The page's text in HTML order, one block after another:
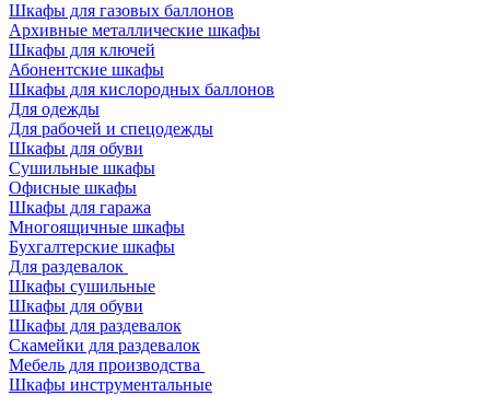
Шкафы для газовых баллонов
Архивные металлические шкафы
Шкафы для ключей
Абонентские шкафы
Шкафы для кислородных баллонов
Для одежды
Для рабочей и спецодежды
Шкафы для обуви
Сушильные шкафы
Офисные шкафы
Шкафы для гаража
Многоящичные шкафы
Бухгалтерские шкафы
Для раздевалок
Шкафы сушильные
Шкафы для обуви
Шкафы для раздевалок
Скамейки для раздевалок
Мебель для производства
Шкафы инструментальные